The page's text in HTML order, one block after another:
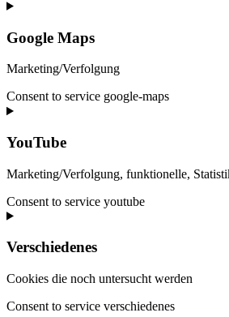
Google Maps
Marketing/Verfolgung
Consent to service google-maps
YouTube
Marketing/Verfolgung, funktionelle,
Consent to service youtube
Verschiedenes
Cookies die noch untersucht werden
Consent to service verschiedenes